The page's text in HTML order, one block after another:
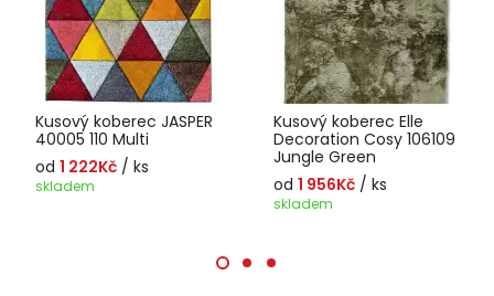
Kusový koberec JASPER
40005 110 Multi
od 1 222Kč / ks
skladem
Kusový koberec Elle
Decoration Cosy 106109
Jungle Green
od 1 956Kč / ks
skladem